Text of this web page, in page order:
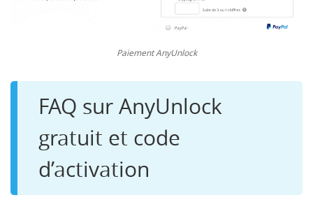
Paiement AnyUnlock
FAQ sur AnyUnlock
gratuit et code
d’activation